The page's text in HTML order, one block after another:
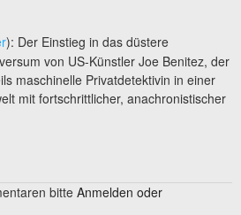
): Der Einstieg in das düstere
von US-Künstler Joe Benitez, der
maschinelle Privatdetektivin in einer
mit fortschrittlicher, anachronistischer
bitte Anmelden oder